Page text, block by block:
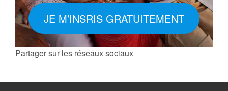
JE M’INSRIS GRATUITEMENT
Partager sur les réseaux sociaux